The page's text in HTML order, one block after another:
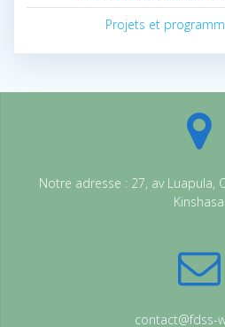
Projets et
Notre adresse : 27, av Luapula,
Kinshasa
contact@fdss-